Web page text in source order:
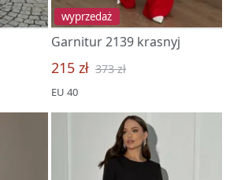
wyprzedaż
Garnitur 2139 krasnyj
215 zł 373 zł
EU 40